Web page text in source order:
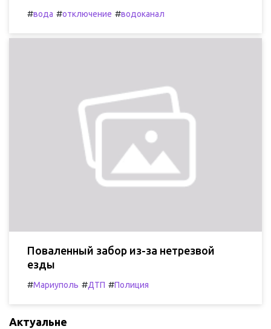
#вода #отключение #водоканал
Поваленный забор из-за нетрезвой
езды
#Мариуполь #ДТП #Полиция
Актуальне